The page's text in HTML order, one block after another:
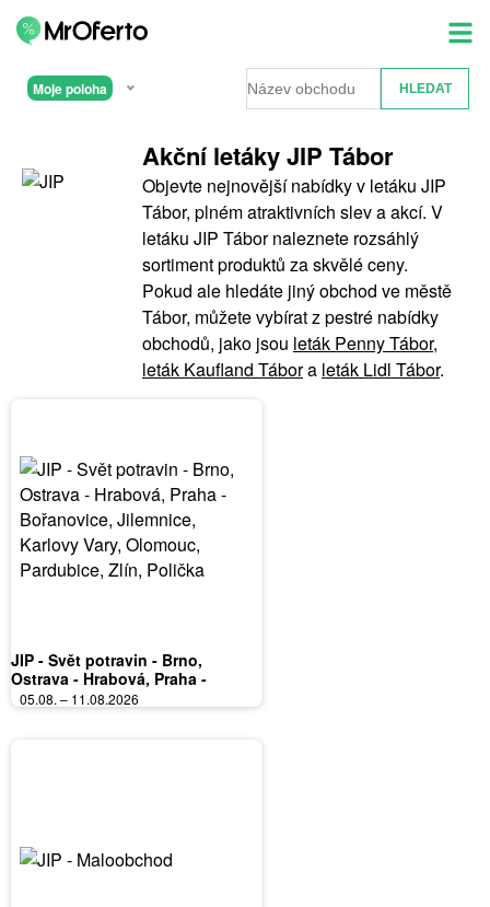
Moje poloha
Akční letáky JIP Tábor
Objevte nejnovější nabídky v letáku JIP
Tábor, plném atraktivních slev a akcí. V
letáku JIP Tábor naleznete rozsáhlý
sortiment produktů za skvělé ceny.
Pokud ale hledáte jiný obchod ve městě
Tábor, můžete vybírat z pestré nabídky
obchodů, jako jsou leták Penny Tábor,
leták Kaufland Tábora leták Lidl Tábor.
JIP - Svět potravin - Brno,
Ostrava - Hrabová, Praha -
Bořanovice, Jilemnice, Karlovy
Vary, Olomouc, Pardubice, Zlín,
05.08. – 11.08.2026